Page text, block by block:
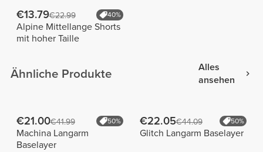
€13.79€22.99 40%
Alpine Mittellange Shorts
mit hoher Taille
Ähnliche Produkte
Alles
ansehen
€21.00€41.99 50%
Machina Langarm
Baselayer
€22.05€44.09 50%
Glitch Langarm Baselayer